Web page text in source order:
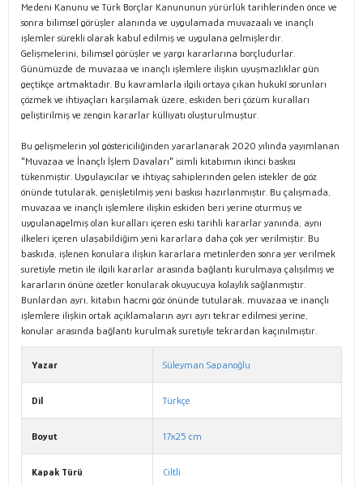
Medeni Kanunu ve Türk Borçlar Kanununun yürürlük tarihlerinden önce ve
sonra bilimsel görüşler alanında ve uygulamada muvazaalı ve inançlı
işlemler sürekli olarak kabul edilmiş ve uygulana gelmişlerdir.
Gelişmelerini, bilimsel görüşler ve yargı kararlarına borçludurlar.
Günümüzde de muvazaa ve inançlı işlemlere ilişkin uyuşmazlıklar gün
geçtikçe artmaktadır. Bu kavramlarla ilgili ortaya çıkan hukukî sorunları
çözmek ve ihtiyaçları karşılamak üzere, eskiden beri çözüm kuralları
geliştirilmiş ve zengin kararlar külliyatı oluşturulmuştur.
Bu gelişmelerin yol göstericiliğinden yararlanarak 2020 yılında yayımlanan
"Muvazaa ve İnançlı İşlem Davaları" isimli kitabımın ikinci baskısı
tükenmiştir. Uygulayıcılar ve ihtiyaç sahiplerinden gelen istekler de göz
önünde tutularak, genişletilmiş yeni baskısı hazırlanmıştır. Bu çalışmada,
muvazaa ve inançlı işlemlere ilişkin eskiden beri yerine oturmuş ve
uygulanagelmiş olan kuralları içeren eski tarihli kararlar yanında, aynı
ilkeleri içeren ulaşabildiğim yeni kararlara daha çok yer verilmiştir. Bu
baskıda, işlenen konulara ilişkin kararlara metinlerden sonra yer verilmek
suretiyle metin ile ilgili kararlar arasında bağlantı kurulmaya çalışılmış ve
kararların önüne özetler konularak okuyucuya kolaylık sağlanmıştır.
Bunlardan ayrı, kitabın hacmi göz önünde tutularak, muvazaa ve inançlı
işlemlere ilişkin ortak açıklamaların ayrı ayrı tekrar edilmesi yerine,
konular arasında bağlantı kurulmak suretiyle tekrardan kaçınılmıştır.
Yazar Süleyman Sapanoğlu
Dil Türkçe
Boyut 17x25 cm
Kapak Türü Ciltli